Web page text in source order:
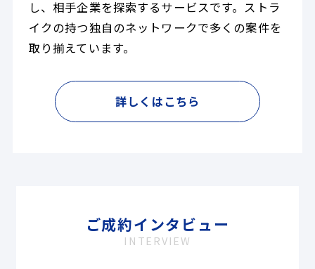
し、相手企業を探索するサービスです。ストラ
イクの持つ独自のネットワークで多くの案件を
取り揃えています。
詳しくはこちら
ご成約インタビュー
INTERVIEW